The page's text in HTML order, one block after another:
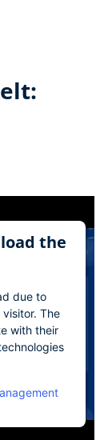
the
due to
The
with their